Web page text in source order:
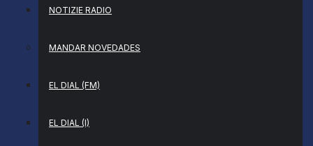
NOTIZIE RADIO
MANDAR NOVEDADES
EL DIAL (FM)
EL DIAL (I)